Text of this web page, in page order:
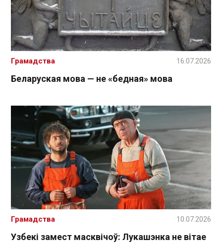
Беларуская мова — не «бедная» мова
Грамадства 16.07.2026
Узбекі замест масквічоў: Лукашэнка не вітае
Грамадства 10.07.2026